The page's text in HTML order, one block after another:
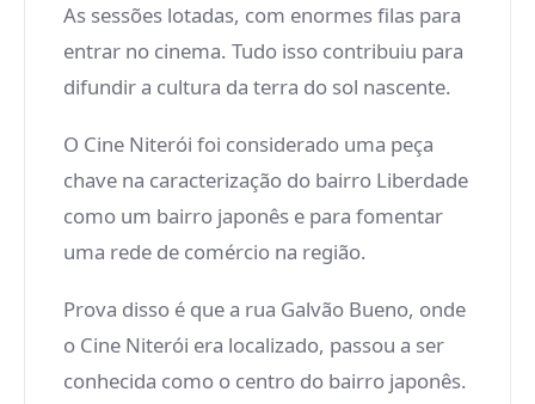
As sessões lotadas, com enormes filas para
entrar no cinema. Tudo isso contribuiu para
difundir a cultura da terra do sol nascente.
O Cine Niterói foi considerado uma peça
chave na caracterização do bairro Liberdade
como um bairro japonês e para fomentar
uma rede de comércio na região.
Prova disso é que a rua Galvão Bueno, onde
o Cine Niterói era localizado, passou a ser
conhecida como o centro do bairro japonês.